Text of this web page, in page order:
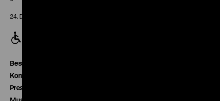
24. Dezember geschlossen
Besucherservice
Kontakt
Presse